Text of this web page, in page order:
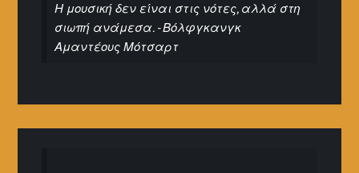
Η μουσική δεν είναι στις νότες, αλλά στη
σιωπή ανάμεσα. - Βόλφγκανγκ
Αμαντέους Μότσαρτ